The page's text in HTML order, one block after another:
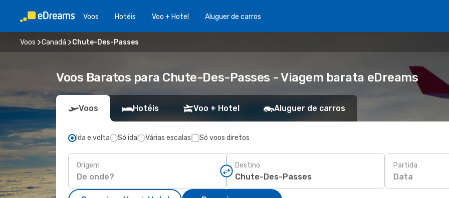
Voos Hotéis Voo + Hotel Aluguer de carros
Voos Canadá Chute-Des-Passes
Voos Baratos para Chute-Des-Passes - Viagem barata eDreams
Voos Hotéis Voo + Hotel Aluguer de carros
Ida e volta Só ida Várias escalas Só voos diretos
Origem Destino Partida
Data